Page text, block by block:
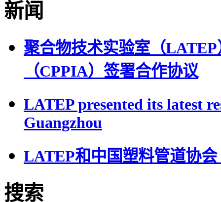
新闻
聚合物技术实验室（
（CPPIA）签署合作协议
LATEP presented its latest
Guangzhou
LATEP和中国塑料管道协
搜索